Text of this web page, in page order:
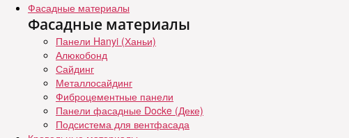
Фасадные материалы
Фасадные материалы
Панели Hanyi (Ханьи)
Алюкобонд
Сайдинг
Металлосайдинг
Фиброцементные панели
Панели фасадные Docke (Деке)
Подсистема для вентфасада